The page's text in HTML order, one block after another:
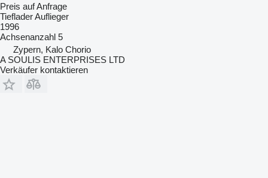
Preis auf Anfrage
Tieflader Auflieger
1996
Achsenanzahl 5
Zypern, Kalo Chorio
A SOULIS ENTERPRISES LTD
Verkäufer kontaktieren